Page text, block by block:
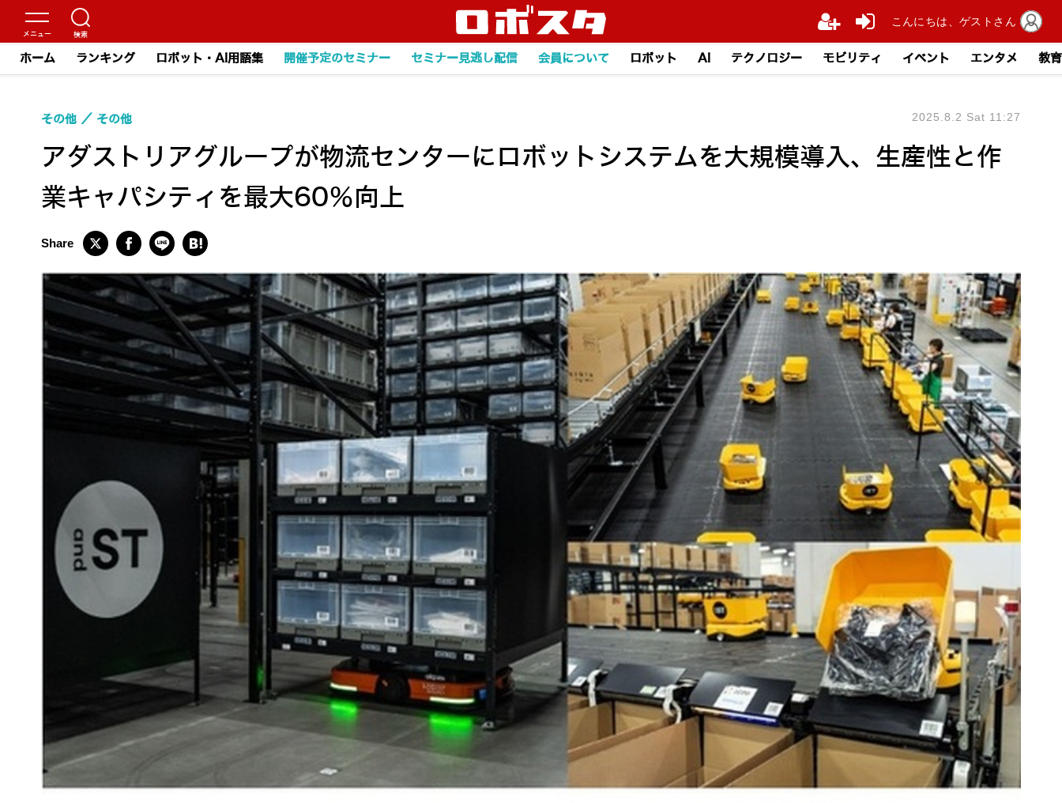
ホーム ランキング ロボット・AI用語集 開催予定のセミナー セミナー見逃し配信 会員について ロボット AI テクノロジー モビリティ イベント エンタメ 教育
アダストリアグループが物流センターにロボットシステムを大規模導入、生産性と作
業キャパシティを最大60％向上
その他 その他 2025.8.2 Sat 11:27
こんにちは、ゲストさん